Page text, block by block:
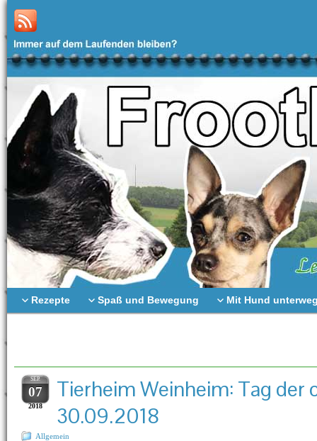
Rezepte Spaß und Bewegung Mit Hund
SEP.
07
2018
Tierheim Weinheim: Tag der
30.09.2018
Allgemein